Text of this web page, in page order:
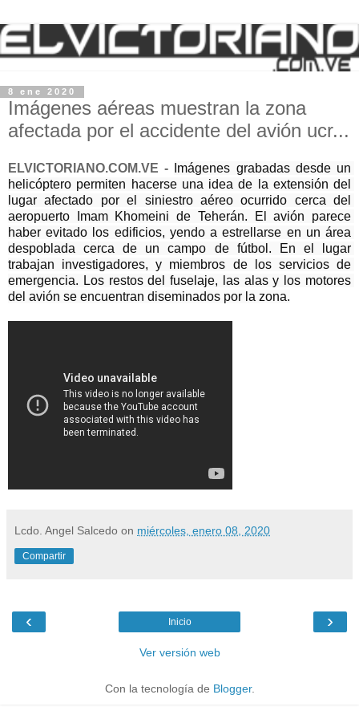
8 ene 2020
Imágenes aéreas muestran la zona
afectada por el accidente del avión ucr...
ELVICTORIANO.COM.VE -
Imágenes grabadas desde un
helicóptero permiten hacerse una idea de la extensión del
lugar afectado por el siniestro aéreo ocurrido cerca del
aeropuerto Imam Khomeini de Teherán. El avión parece
haber evitado los edificios, yendo a estrellarse en un área
despoblada cerca de un campo de fútbol. En el lugar
trabajan investigadores, y miembros de los servicios de
emergencia. Los restos del fuselaje, las alas y los motores
del avión se encuentran diseminados por la zona.
Lcdo. Angel Salcedo on miércoles, enero 08, 2020
Compartir
‹ ›
Inicio
Ver versión web
Con la tecnología de Blogger.